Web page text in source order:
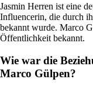
Jasmin Herren ist eine
Influencerin, die durch
bekannt wurde. Marco
Öffentlichkeit bekannt.
Wie war die
Marco Gülpen?